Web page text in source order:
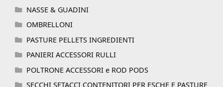
NASSE & GUADINI
OMBRELLONI
PASTURE PELLETS INGREDIENTI
PANIERI ACCESSORI RULLI
POLTRONE ACCESSORI e ROD PODS
SECCHI SETACCI CONTENITORI PER ESCHE E PASTURE